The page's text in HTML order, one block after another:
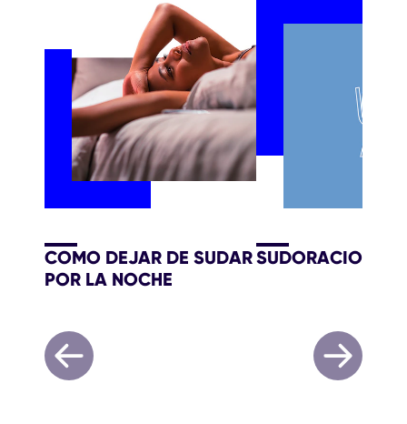
COMO DEJAR DE SUDAR
POR LA NOCHE
SUDORACION